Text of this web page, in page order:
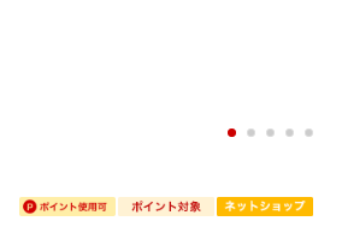
1 2 3 4 5